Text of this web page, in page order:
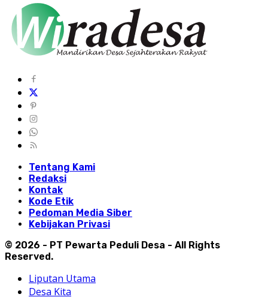
Tentang Kami
Redaksi
Kontak
Kode Etik
Pedoman Media Siber
Kebijakan Privasi
© 2026 - PT Pewarta Peduli Desa - All Rights
Reserved.
Liputan Utama
Desa Kita